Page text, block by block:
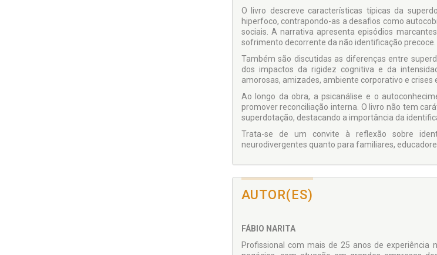
O livro descreve características típicas da
hiperfoco, contrapondo-as a desafios como
sociais. A narrativa apresenta episódios
sofrimento decorrente da não identificação precoce.
Também são discutidas as diferenças entre
dos impactos da rigidez cognitiva e da
amorosas, amizades, ambiente corporativo e
Ao longo da obra, a psicanálise e o
promover reconciliação interna. O livro não tem
superdotação, destacando a importância da
Trata-se de um convite à reflexão sobre
neurodivergentes quanto para familiares,
AUTOR(ES)
FÁBIO NARITA
Profissional com mais de 25 anos de